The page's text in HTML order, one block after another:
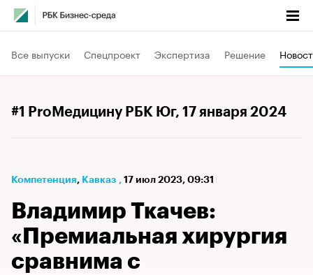
Все выпуски Спецпроект Экспертиза Решение
#1 ProМедицину РБК Юг, 17 января 2024
Компетенция⁠, Кавказ , 17 июл 2023, 09:31
Владимир Ткачев:
«Премиальная хирургия
сравнима с